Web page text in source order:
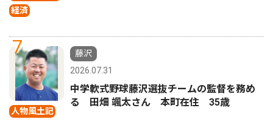
経済
7
人物風土記
藤沢
2026.07.31
中学軟式野球藤沢選抜チームの監督を務め
る 田畑 颯太さん 本町在住 35歳